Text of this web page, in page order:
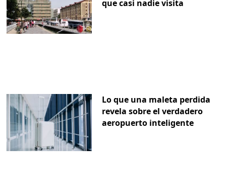
que casi nadie visita
Lo que una maleta perdida
revela sobre el verdadero
aeropuerto inteligente